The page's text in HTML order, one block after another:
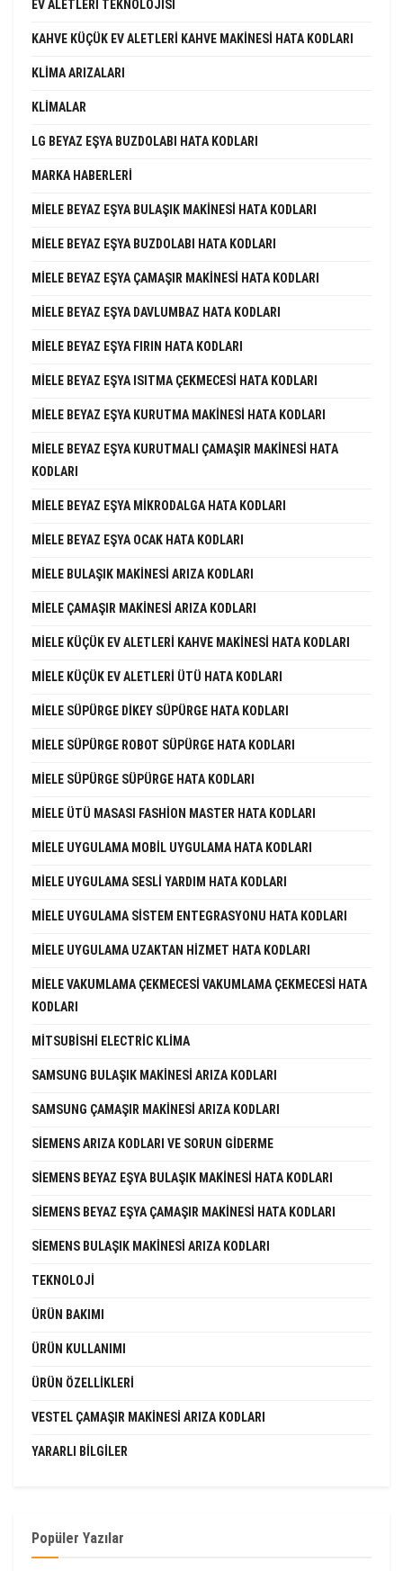
EV ALETLERI TEKNOLOJISI
KAHVE KÜÇÜK EV ALETLERI KAHVE MAKINESI HATA KODLARI
KLIMA ARIZALARI
KLIMALAR
LG BEYAZ EŞYA BUZDOLABI HATA KODLARI
MARKA HABERLERI
MIELE BEYAZ EŞYA BULAŞIK MAKINESI HATA KODLARI
MIELE BEYAZ EŞYA BUZDOLABI HATA KODLARI
MIELE BEYAZ EŞYA ÇAMAŞIR MAKINESI HATA KODLARI
MIELE BEYAZ EŞYA DAVLUMBAZ HATA KODLARI
MIELE BEYAZ EŞYA FIRIN HATA KODLARI
MIELE BEYAZ EŞYA ISITMA ÇEKMECESI HATA KODLARI
MIELE BEYAZ EŞYA KURUTMA MAKINESI HATA KODLARI
MIELE BEYAZ EŞYA KURUTMALI ÇAMAŞIR MAKINESI HATA
KODLARI
MIELE BEYAZ EŞYA MIKRODALGA HATA KODLARI
MIELE BEYAZ EŞYA OCAK HATA KODLARI
MIELE BULAŞIK MAKINESI ARIZA KODLARI
MIELE ÇAMAŞIR MAKINESI ARIZA KODLARI
MIELE KÜÇÜK EV ALETLERI KAHVE MAKINESI HATA KODLARI
MIELE KÜÇÜK EV ALETLERI ÜTÜ HATA KODLARI
MIELE SÜPÜRGE DIKEY SÜPÜRGE HATA KODLARI
MIELE SÜPÜRGE ROBOT SÜPÜRGE HATA KODLARI
MIELE SÜPÜRGE SÜPÜRGE HATA KODLARI
MIELE ÜTÜ MASASI FASHION MASTER HATA KODLARI
MIELE UYGULAMA MOBIL UYGULAMA HATA KODLARI
MIELE UYGULAMA SESLI YARDIM HATA KODLARI
MIELE UYGULAMA SISTEM ENTEGRASYONU HATA KODLARI
MIELE UYGULAMA UZAKTAN HIZMET HATA KODLARI
MIELE VAKUMLAMA ÇEKMECESI VAKUMLAMA ÇEKMECESI HATA
KODLARI
MITSUBISHI ELECTRIC KLIMA
SAMSUNG BULAŞIK MAKINESI ARIZA KODLARI
SAMSUNG ÇAMAŞIR MAKINESI ARIZA KODLARI
SIEMENS ARIZA KODLARI VE SORUN GIDERME
SIEMENS BEYAZ EŞYA BULAŞIK MAKINESI HATA KODLARI
SIEMENS BEYAZ EŞYA ÇAMAŞIR MAKINESI HATA KODLARI
SIEMENS BULAŞIK MAKINESI ARIZA KODLARI
TEKNOLOJI
ÜRÜN BAKIMI
ÜRÜN KULLANIMI
ÜRÜN ÖZELLIKLERI
VESTEL ÇAMAŞIR MAKINESI ARIZA KODLARI
YARARLI BILGILER
Popüler Yazılar